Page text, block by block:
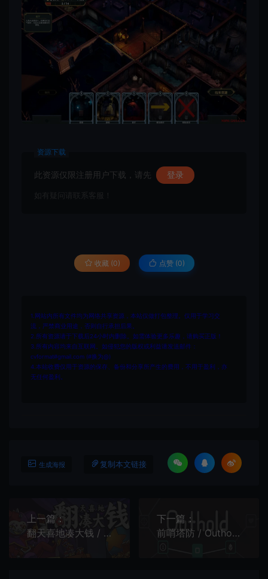
资源下载
此资源仅限注册用户下载，请先 登录
如有疑问请联系客服！
收藏 (0) 点赞 (0)
1.网站内所有文件均为网络共享资源，本站仅做打包整理。仅用于学习交
流，严禁商业用途，否则自行承担后果。
2.所有资源请于下载后24小时内删除。如需体验更多乐趣，请购买正版！
3.所有内容均来自互联网。如侵犯您的版权或利益请发送邮件：
cvformat#gmail.com (#换为@)
4.本站收费仅用于资源的保存、备份和分享所产生的费用，不用于盈利，亦
无任何盈利。
生成海报 复制本文链接
上一篇：
翻天喜地凑大钱 / This Aint Even Poker Ya Joker 点击放置增量游戏
下一篇：
前哨塔防 / Outhold 极简塔防增量游戏